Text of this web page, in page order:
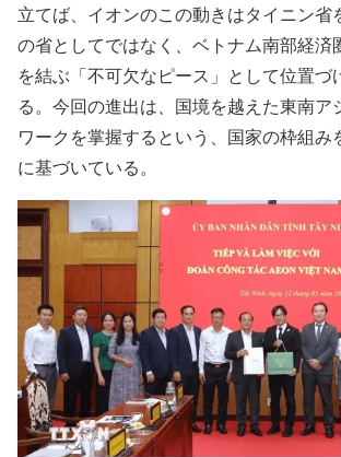
立てば、イオンのこの動きはタイニン省
の省としてではなく、ベトナム南部経済
を結ぶ「不可欠なピース」として位置づ
る。今回の進出は、国境を越えた東南ア
ワークを掌握するという、国家の枠組み
に基づいている。